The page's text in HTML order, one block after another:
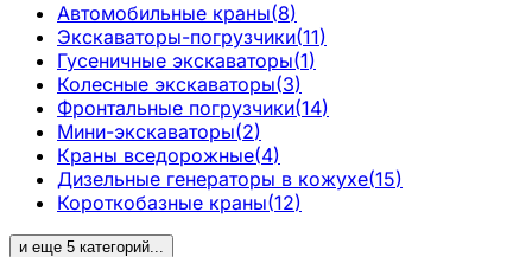
Автомобильные краны(8)
Экскаваторы-погрузчики(11)
Гусеничные экскаваторы(1)
Колесные экскаваторы(3)
Фронтальные погрузчики(14)
Мини-экскаваторы(2)
Краны вседорожные(4)
Дизельные генераторы в кожухе(15)
Короткобазные краны(12)
и еще 5 категорий...